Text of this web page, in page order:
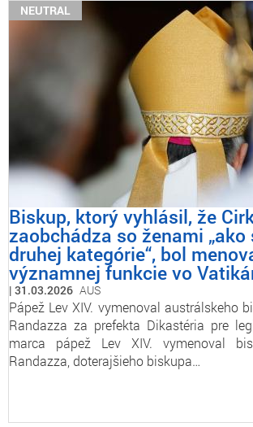
NEUTRAL
Biskup, ktorý vyhlásil, že
zaobchádza so ženami
druhej kategórie“, bol
významnej funkcie vo
31.03.2026 AUS
Pápež Lev XIV. vymenoval austrálskeho
Randazza za prefekta Dikastéria pre
marca pápež Lev XIV. vymenoval
Randazza, doterajšieho biskupa…